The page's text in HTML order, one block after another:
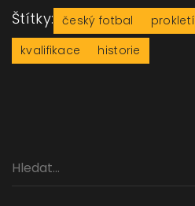
Štítky: český fotbal prokletí
kvalifikace
historie